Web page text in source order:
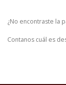
¿No encontraste la
Contanos cuál es